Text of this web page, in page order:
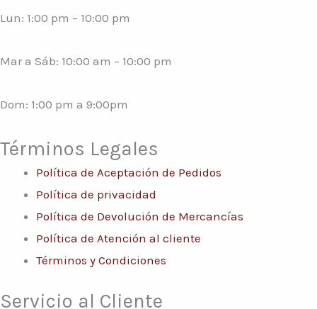
Lun: 1:00 pm – 10:00 pm
Mar a Sáb: 10:00 am – 10:00 pm
Dom: 1:00 pm a 9:00pm
Términos Legales
Política de Aceptación de Pedidos
Política de privacidad
Política de Devolución de Mercancías
Política de Atención al cliente
Términos y Condiciones
Servicio al Cliente